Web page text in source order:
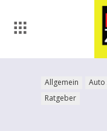
Allgemein Auto
Ratgeber